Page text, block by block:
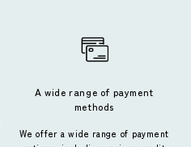
A wide range of payment
methods
We offer a wide range of payment